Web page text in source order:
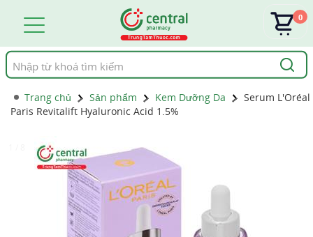
Tìm
kiếm
0
Trang chủ Sản phẩm Kem Dưỡng Da
Serum L'Oréal
Paris Revitalift Hyaluronic Acid 1.5%